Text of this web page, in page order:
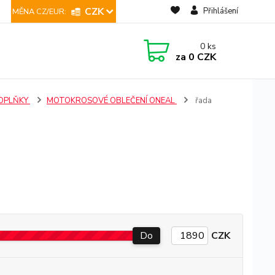
CZK Přihlášení
0 ks
za 0 CZK
MOTOKROSOVÉ OBLEČENÍ ONEAL
řada
Do CZK